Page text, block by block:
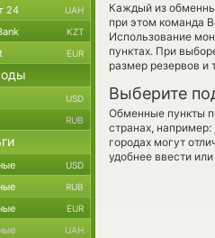
Каждый из
при этом команда
Использование
пунктах. При
размер резервов и
Выберите
Обменные пункты
странах, например:
городах могут
удобнее ввести
24 UAH
KZT
EUR
USD
RUB
USD
RUB
EUR
UAH